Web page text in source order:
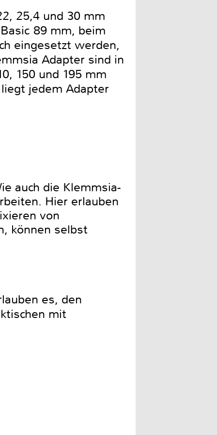
25,4 und 30 mm
89 mm, beim
eingesetzt werden,
Adapter sind in
150 und 195 mm
jedem Adapter
auch die Klemmsia-
Hier erlauben
von
können selbst
es, den
mit